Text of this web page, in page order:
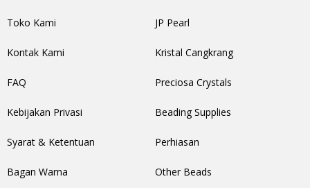
Toko Kami
Kontak Kami
FAQ
Kebijakan Privasi
Syarat & Ketentuan
Bagan Warna
JP Pearl
Kristal Cangkrang
Preciosa Crystals
Beading Supplies
Perhiasan
Other Beads